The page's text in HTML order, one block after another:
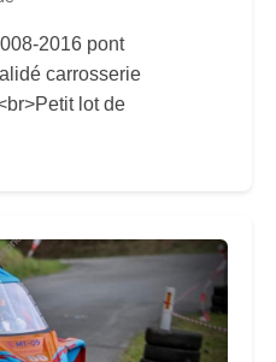
2016 pont
carrosserie
lot de